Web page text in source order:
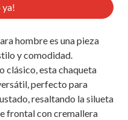
ya!
hombre es una pieza
y comodidad.
clásico, esta chaqueta
perfecto para
resaltando la silueta
frontal con cremallera